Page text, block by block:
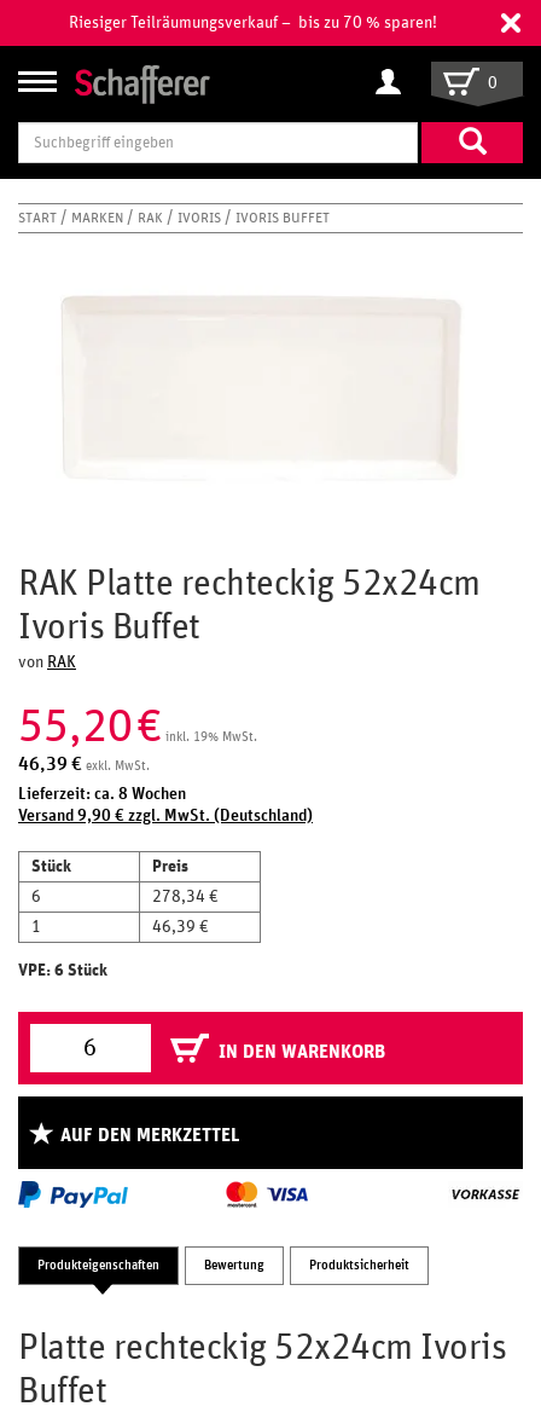
Riesiger Teilräumungsverkauf – bis zu 70 % sparen!
Suchbegriff
eingeben
0
START MARKEN RAK IVORIS IVORIS BUFFET
RAK Platte rechteckig 52x24cm
Ivoris Buffet
von RAK
55,20€ inkl. 19% MwSt.
46,39 € exkl. MwSt.
Lieferzeit: ca. 8 Wochen
Versand 9,90 € zzgl. MwSt. (Deutschland)
Stück
Preis
6
278,34 €
1
46,39 €
VPE: 6 Stück
IN DEN WARENKORB
AUF DEN MERKZETTEL
Produkteigenschaften Bewertung Produktsicherheit
Platte rechteckig 52x24cm Ivoris
Buffet